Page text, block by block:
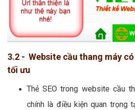
3.2 - Website cầu thang máy
tối ưu
Thẻ SEO trong website cầu
chính là điều kiện quan trọng